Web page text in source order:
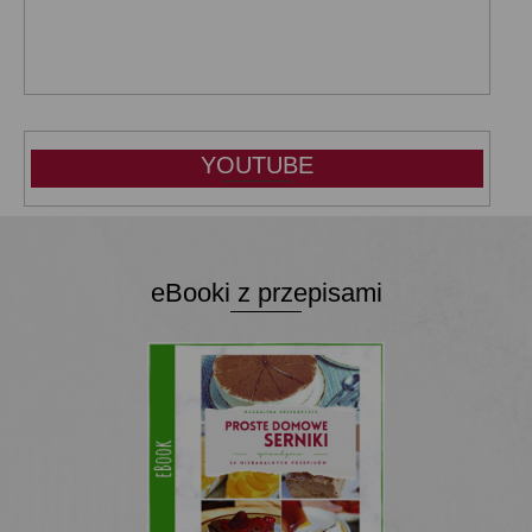
YOUTUBE
eBooki z przepisami